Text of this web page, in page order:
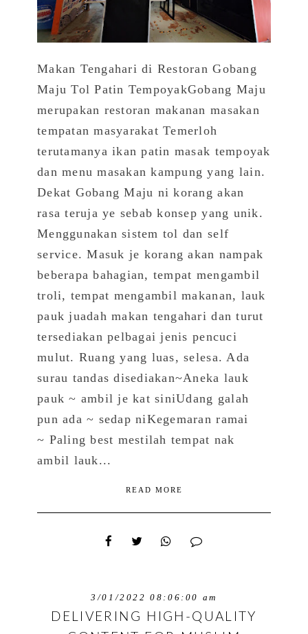
Makan Tengahari di Restoran Gobang
Maju Tol Patin TempoyakGobang Maju
merupakan restoran makanan masakan
tempatan masyarakat Temerloh
terutamanya ikan patin masak tempoyak
dan menu masakan kampung yang lain.
Dekat Gobang Maju ni korang akan
rasa teruja ye sebab konsep yang unik.
Menggunakan sistem tol dan self
service. Masuk je korang akan nampak
beberapa bahagian, tempat mengambil
troli, tempat mengambil makanan, lauk
pauk juadah makan tengahari dan turut
tersediakan pelbagai jenis pencuci
mulut. Ruang yang luas, selesa. Ada
surau tandas disediakan~Aneka lauk
pauk ~ ambil je kat siniUdang galah
pun ada ~ sedap niKegemaran ramai
~ Paling best mestilah tempat nak
ambil lauk...
READ MORE
3/01/2022 08:06:00 am
DELIVERING HIGH-QUALITY